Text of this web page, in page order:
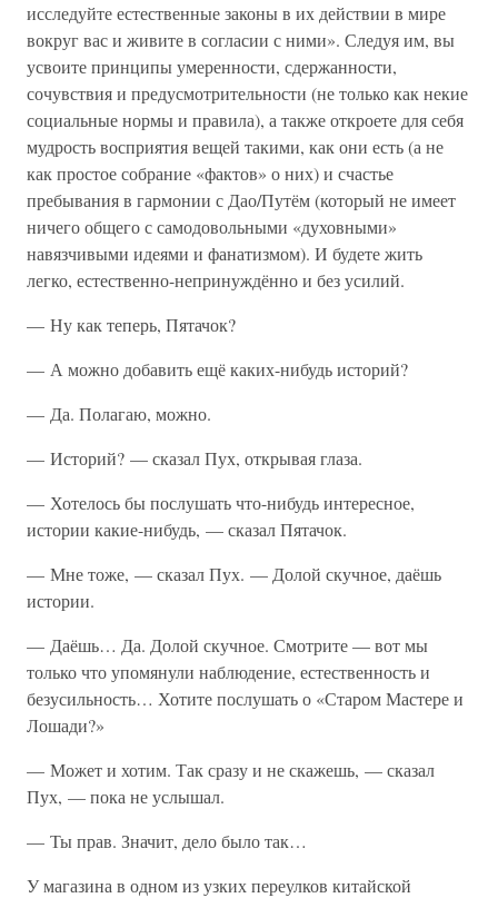
исследуйте естественные законы в их действии в мире
вокруг вас и живите в согласии с ними». Следуя им, вы
усвоите принципы умеренности, сдержанности,
сочувствия и предусмотрительности (не только как некие
социальные нормы и правила), а также откроете для себя
мудрость восприятия вещей такими, как они есть (а не
как простое собрание «фактов» о них) и счастье
пребывания в гармонии с Дао/Путём (который не имеет
ничего общего с самодовольными «духовными»
навязчивыми идеями и фанатизмом). И будете жить
легко, естественно-непринуждённо и без усилий.
— Ну как теперь, Пятачок?
— А можно добавить ещё каких-нибудь историй?
— Да. Полагаю, можно.
— Историй? — сказал Пух, открывая глаза.
— Хотелось бы послушать что-нибудь интересное,
истории какие-нибудь, — сказал Пятачок.
— Мне тоже, — сказал Пух. — Долой скучное, даёшь
истории.
— Даёшь… Да. Долой скучное. Смотрите — вот мы
только что упомянули наблюдение, естественность и
безусильность… Хотите послушать о «Старом Мастере и
Лошади?»
— Может и хотим. Так сразу и не скажешь, — сказал
Пух, — пока не услышал.
— Ты прав. Значит, дело было так…
У магазина в одном из узких переулков китайской